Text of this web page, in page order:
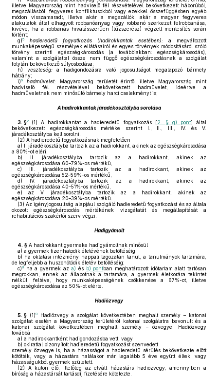
illetve Magyarország mint hadviselő fél részvételével bekövetkezett háborúból,
megszállásból, fegyveres konfliktusokból vagy ezekkel összefüggésben egyéb
módon visszamaradt, illetve akár a megszállók, akár a magyar fegyveres
alakulatok által elhagyott robbanóanyag vagy robbanó szerkezet felrobbanása,
kivéve, ha a robbanás hivatásszerűen (tűzszerész) végzett mentesítés során
történt;
g)5 hadieredetű fogyatkozás (hadirokkantak esetében): a megváltozott
munkaképességű személyek ellátásairól és egyes törvények módosításáról szóló
törvény szerinti egészségkárosodás (a továbbiakban: egészségkárosodás),
valamint a szolgálattal össze nem függő egészségkárosodásnak a szolgálat
folytán bekövetkező súlyosbodása;
h)
veszteség:a hadigondozásra való jogosultságot megalapozó bármely
hátrány;
i)6 hadművelet:Magyarország területét érintő, illetve Magyarország mint
hadviselő fél részvételével bekövetkezett hadművelet, ideértve a
hadműveletnek nem minősülő bármely harci cselekményt is;
A hadirokkantak járadékosztályba sorolása
3. §7 (1) A hadirokkantat a hadieredetű fogyatkozás [2. § g) pont] által
bekövetkezett egészségkárosodás mértéke szerint I., II., III., IV. és V.
járadékosztályba kell sorolni.
(2) A hadieredetű fogyatkozásnak megfelelően
a) I. járadékosztályba tartozik az a hadirokkant, akinek az egészségkárosodása
a 80%-ot eléri,
b) II. járadékosztályba tartozik az a hadirokkant, akinek az
egészségkárosodása 60–79%-os mértékű,
c) III. járadékosztályba tartozik az a hadirokkant, akinek az
egészségkárosodása 52–59%-os mértékű,
d) IV. járadékosztályba tartozik az a hadirokkant, akinek az
egészségkárosodása 40–51%-os mértékű,
e) az V. járadékosztályba tartozik az a hadirokkant, akinek az
egészségkárosodása 20–39%-os mértékű.
(3) Az igényjogosultság alapjául szolgáló hadieredetű fogyatkozást és az általa
okozott egészségkárosodás mértékének vizsgálatát és megállapítását a
rehabilitációs szakértői szerv végzi.
Hadigyámolt
4. § A hadirokkant gyermeke hadigyámoltnak minősül
a) a gyermek tizenhatodik életévének betöltéséig;
b) ha oktatási intézmény nappali tagozatán tanul, a tanulmányok tartamára,
de legfeljebb a huszonötödik életév betöltéséig;
c)8 ha a gyermek aza) és b) pontban meghatározott időtartam alatt tartósan
megrokkan, ennek az állapotnak a tartamára, a gyermek életkorára tekintet
nélkül, feltéve, hogy munkaképességének csökkenése a 67%-ot, illetve
egészségkárosodása az 50%-ot elérte.
Hadiözvegy
5. § (1)9Hadiözvegy a szolgálat következtében meghalt személy – katonai
szolgálat esetén a Magyarország területéről katonai szolgálatra bevonult és a
katonai szolgálat következtében meghalt személy – özvegye. Hadiözvegy
továbbá
a) a hadirokkantként hadigondozásba vett, vagy
b) okirattal bizonyított hadieredetű fogyatkozást szenvedett
személy özvegye is, ha a házasságot a hadieredetű sérülés bekövetkezte előtt
kötötték, vagy a házastárs halálakor már legalább 5 éve együtt éltek, vagy
házasságukból gyermek született.
(2) A külön élő, illetőleg az elvált házastárs hadiözvegy, amennyiben a
bíróság a házastársát tartásdíj fizetésére kötelezte.